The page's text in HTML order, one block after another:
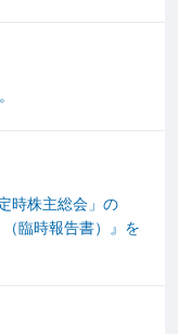
時株主総会」の
臨時報告書）』を